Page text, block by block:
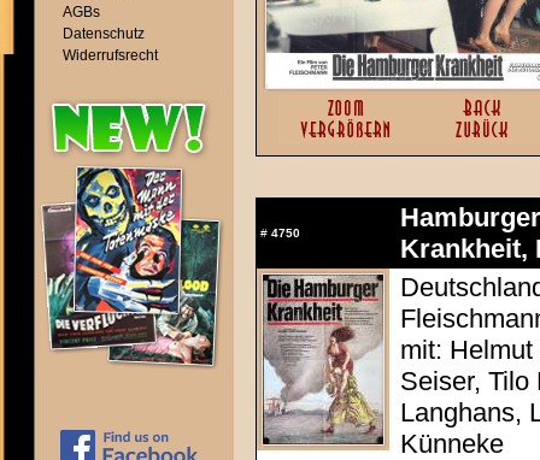
AGBs
Datenschutz
Widerrufsrecht
# 4750
Krankheit,
mit:
Seiser, Tilo
Langhans,
Künneke